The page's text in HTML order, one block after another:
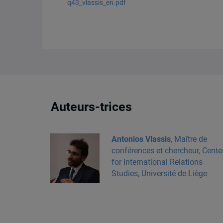
q43_vlassis_en.pdf
Auteurs-trices
Antonios Vlassis, Maître de
conférences et chercheur,
for International Relations
Studies, Université de Liège